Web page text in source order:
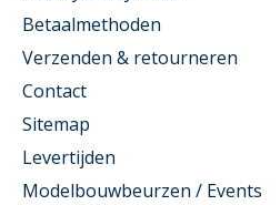
Betaalmethoden
Verzenden & retourneren
Contact
Sitemap
Levertijden
Modelbouwbeurzen / Events